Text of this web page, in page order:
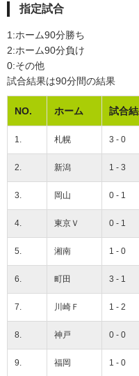
指定試合
1:ホーム90分勝ち
2:ホーム90分負け
0:その他
試合結果は90分間の結果
NO. ホーム 試合
1. 札幌 3 - 0
2. 新潟 1 - 3
3. 岡山 0 - 1
4. 東京Ｖ 0 - 1
5. 湘南 1 - 0
6. 町田 3 - 1
7. 川崎Ｆ 1 - 2
8. 神戸 0 - 0
9. 福岡 1 - 0